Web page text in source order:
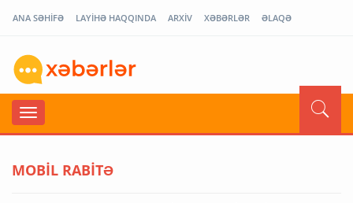
ANA SƏHİFƏ LAYİHƏ HAQQINDA ARXİV XƏBƏRLƏR ƏLAQƏ
MOBİL RABİTƏ